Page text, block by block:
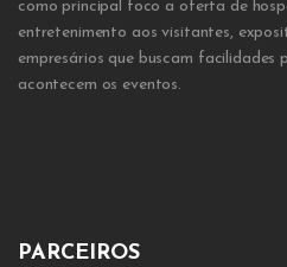
como principal foco a oferta de
entretenimento aos visitantes,
empresários que buscam facilidades
acontecem os eventos.
PARCEIROS